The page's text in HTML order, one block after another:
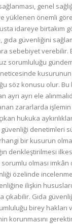
genel
yüklenen önemli
idareye birtakım
güvenliğini
sebebiyet verebilir.
sorumluluğu
söz konusu olur. Bu
ayrı ayrı ele
zararlarda işlemin
hukuka
güvenliği denetimleri
bir kusurun
denkleştirilmesi
olması imkân
özelinde
ilişkin
çıkabilir. Gıda
birey hakları
korunmasını